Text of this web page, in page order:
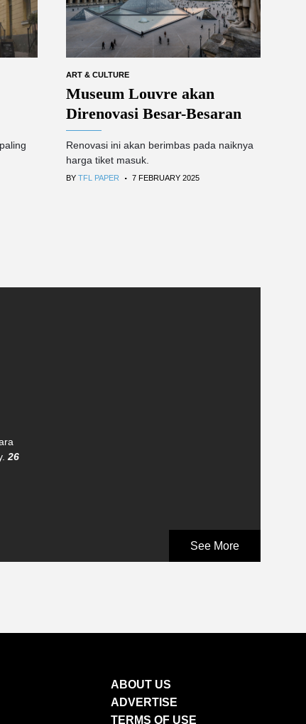
ART & CULTURE
Museum Louvre akan
Direnovasi Besar-Besaran
Renovasi ini akan berimbas pada naiknya
harga tiket masuk.
BY TFL PAPER . 7 FEBRUARY 2025
26
See More
ABOUT US
ADVERTISE
TERMS OF USE